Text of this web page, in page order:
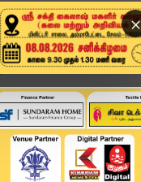
×
அரசியல்
...